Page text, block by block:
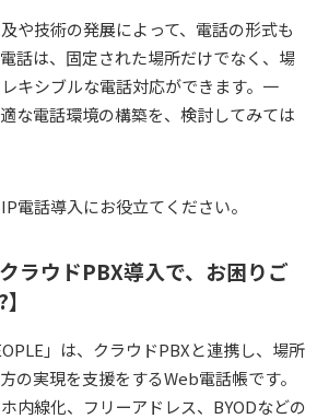
や技術の発展によって、電話の形式も
話は、固定された場所だけでなく、場
キシブルな電話対応ができます。一
な電話環境の構築を、検討してみては
電話導入にお役立てください。
ラウドPBX導入で、お困りご
」は、クラウドPBXと連携し、場所
の実現を支援をするWeb電話帳です。
内線化、フリーアドレス、BYODなどの